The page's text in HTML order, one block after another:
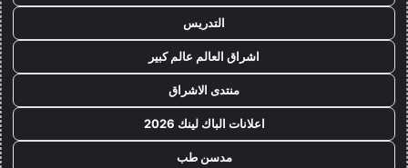
التدريس
اشراق العالم عالم كبير
منتدى الاشراق
اعلانات الباك لينك 2026
مدسن طب